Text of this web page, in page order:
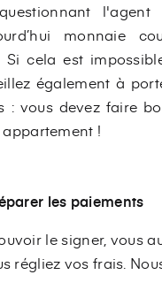
l'agent
monnaie
cela est
également à
: vous devez faire
!
les paiements
le signer, vous
régliez vos frais.